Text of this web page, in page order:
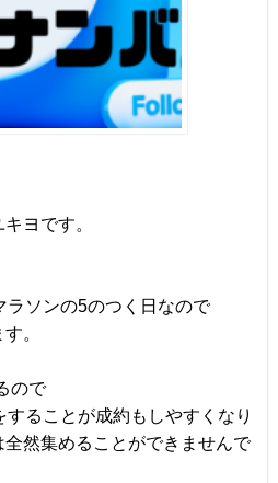
ヨです。
ラソンの5のつく日なので
。
ので
ることが成約もしやすくなり
然集めることができませんで